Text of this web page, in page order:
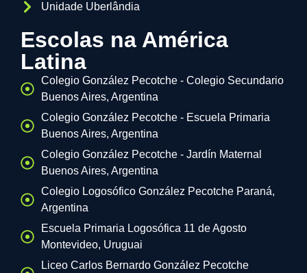
Unidade Uberlândia
Escolas na América
Latina
Colegio González Pecotche - Colegio Secundario
Buenos Aires, Argentina
Colegio González Pecotche - Escuela Primaria
Buenos Aires, Argentina
Colegio González Pecotche - Jardín Maternal
Buenos Aires, Argentina
Colegio Logosófico González Pecotche Paraná,
Argentina
Escuela Primaria Logosófica 11 de Agosto
Montevideo, Uruguai
Liceo Carlos Bernardo González Pecotche